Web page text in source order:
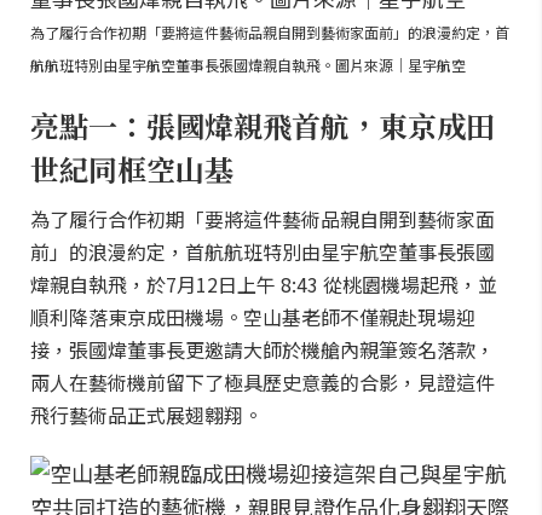
為了履行合作初期「要將這件藝術品親自開到藝術家面前」的浪漫約定，首
航航班特別由星宇航空董事長張國煒親自執飛。圖片來源｜星宇航空
亮點一：張國煒親飛首航，東京成田
世紀同框空山基
為了履行合作初期「要將這件藝術品親自開到藝術家面
前」的浪漫約定，首航航班特別由星宇航空董事長張國
煒親自執飛，於7月12日上午 8:43 從桃園機場起飛，並
順利降落東京成田機場。空山基老師不僅親赴現場迎
接，張國煒董事長更邀請大師於機艙內親筆簽名落款，
兩人在藝術機前留下了極具歷史意義的合影，見證這件
飛行藝術品正式展翅翱翔。